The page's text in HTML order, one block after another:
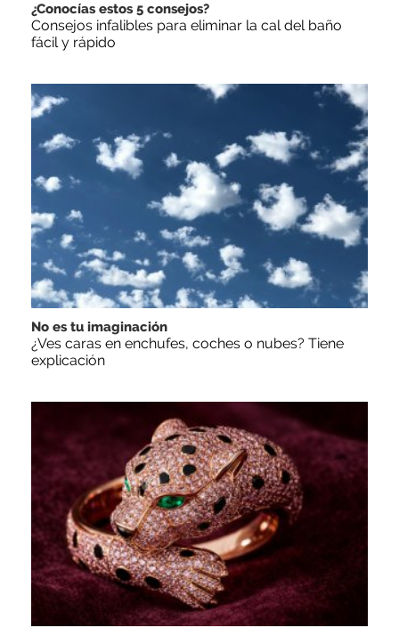
¿Conocías estos 5 consejos?
Consejos infalibles para eliminar la cal del baño
fácil y rápido
No es tu imaginación
¿Ves caras en enchufes, coches o nubes? Tiene
explicación